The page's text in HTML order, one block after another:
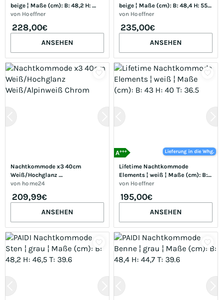
beige ¦ Maße (cm): B: 48,2 H:
46,6 T: 39.6
von Hoeffner
228,00€
ANSEHEN
beige ¦ Maße (cm): B: 48,4 H: 55
T: 39.9
von Hoeffner
235,00€
ANSEHEN
Nachtkommode x3 40cm
Weiß/Hochglanz
Weiß/Alpinweiß Chrom
von home24
209,99€
ANSEHEN
Lieferung in die Whg.
A+++
Lifetime Nachtkommode
Elements ¦ weiß ¦ Maße (cm): B:
43 H: 40 T: 36.5
von Hoeffner
195,00€
ANSEHEN